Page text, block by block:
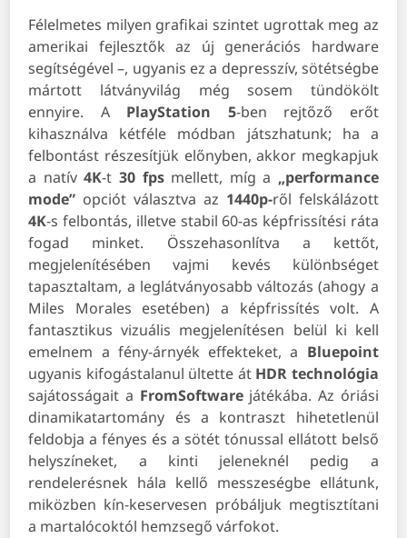
Félelmetes milyen grafikai szintet ugrottak meg az
amerikai fejlesztők az új generációs hardware
segítségével –, ugyanis ez a depresszív, sötétségbe
mártott látványvilág még sosem tündökölt
ennyire. A PlayStation 5-ben rejtőző erőt
kihasználva kétféle módban játszhatunk; ha a
felbontást részesítjük előnyben, akkor megkapjuk
a natív4K-t 30 fpsmellett, míg a „performance
mode” opciót választva az 1440p-ről felskálázott
4K-s felbontás, illetve stabil 60-as képfrissítési ráta
fogad minket. Összehasonlítva a kettőt,
megjelenítésében vajmi kevés különbséget
tapasztaltam, a leglátványosabb változás (ahogy a
Miles Morales esetében) a képfrissítés volt. A
fantasztikus vizuális megjelenítésen belül ki kell
emelnem a fény-árnyék effekteket, a Bluepoint
ugyanis kifogástalanul ültette át HDR technológia
sajátosságait a FromSoftwarejátékába. Az óriási
dinamikatartomány és a kontraszt hihetetlenül
feldobja a fényes és a sötét tónussal ellátott belső
helyszíneket, a kinti jeleneknél pedig a
rendelerésnek hála kellő messzeségbe ellátunk,
miközben kín-keservesen próbáljuk megtisztítani
a martalócoktól hemzsegő várfokot.